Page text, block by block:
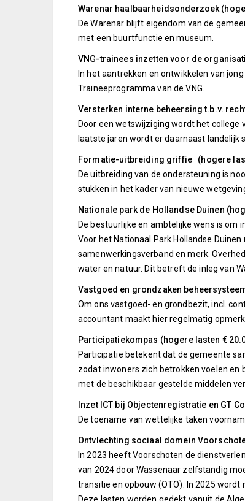
Warenar haalbaarheidsonderzoek
De Warenar blijft eigendom van de
met een buurtfunctie en museum.
VNG-trainees inzetten voor de
In het aantrekken en ontwikkelen van
Traineeprogramma van de VNG.
Versterken interne beheersing t.b.v.
Door een wetswijziging wordt het
laatste jaren wordt er daarnaast landelijk
Formatie-uitbreiding griffie (hogere
De uitbreiding van de ondersteuning is
stukken in het kader van nieuwe
Nationale park de Hollandse Duinen
De bestuurlijke en ambtelijke wens is om
Voor het Nationaal Park Hollandse
samenwerkingsverband en merk.
water en natuur. Dit betreft de inleg van
Vastgoed en grondzaken
Om ons vastgoed- en grondbezit, incl.
accountant maakt hier regelmatig
Participatiekompas (hogere lasten €
Participatie betekent dat de gemeente
zodat inwoners zich betrokken voelen
met de beschikbaar gestelde middelen
Inzet ICT bij Objectenregistratie en GT
De toename van wettelijke taken
Ontvlechting sociaal domein
In 2023 heeft Voorschoten de
van 2024 door Wassenaar zelfstandig
transitie en opbouw (OTO). In 2025 wordt